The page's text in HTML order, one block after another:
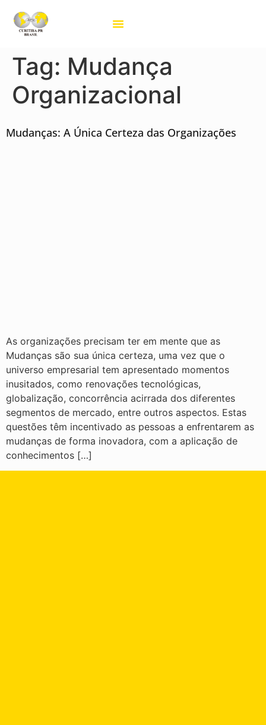
Tag: Mudança
Organizacional
Mudanças: A Única Certeza das Organizações
As organizações precisam ter em mente que as
Mudanças são sua única certeza, uma vez que o
universo empresarial tem apresentado momentos
inusitados, como renovações tecnológicas,
globalização, concorrência acirrada dos diferentes
segmentos de mercado, entre outros aspectos. Estas
questões têm incentivado as pessoas a enfrentarem as
mudanças de forma inovadora, com a aplicação de
conhecimentos […]